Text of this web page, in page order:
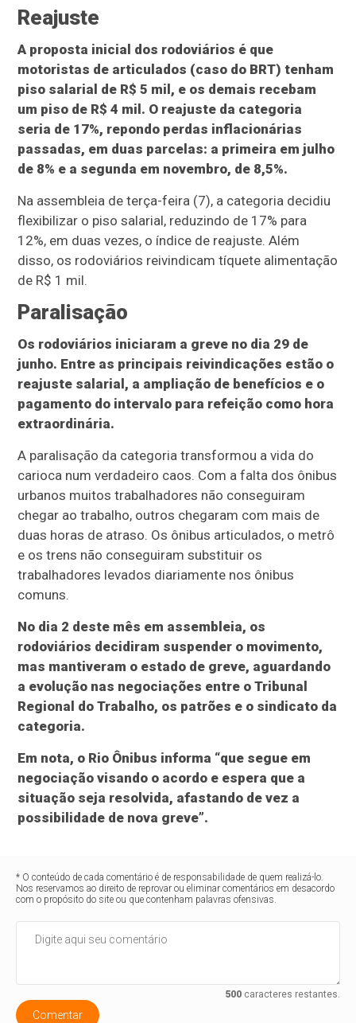
Reajuste
A proposta inicial dos rodoviários é que
motoristas de articulados (caso do BRT) tenham
piso salarial de R$ 5 mil, e os demais recebam
um piso de R$ 4 mil. O reajuste da categoria
seria de 17%, repondo perdas inflacionárias
passadas, em duas parcelas: a primeira em julho
de 8% e a segunda em novembro, de 8,5%.
Na assembleia de terça-feira (7), a categoria decidiu
flexibilizar o piso salarial, reduzindo de 17% para
12%, em duas vezes, o índice de reajuste. Além
disso, os rodoviários reivindicam tíquete alimentação
de R$ 1 mil.
Paralisação
Os rodoviários iniciaram a greve no dia 29 de
junho. Entre as principais reivindicações estão o
reajuste salarial, a ampliação de benefícios e o
pagamento do intervalo para refeição como hora
extraordinária.
A paralisação da categoria transformou a vida do
carioca num verdadeiro caos. Com a falta dos ônibus
urbanos muitos trabalhadores não conseguiram
chegar ao trabalho, outros chegaram com mais de
duas horas de atraso. Os ônibus articulados, o metrô
e os trens não conseguiram substituir os
trabalhadores levados diariamente nos ônibus
comuns.
No dia 2 deste mês em assembleia, os
rodoviários decidiram suspender o movimento,
mas mantiveram o estado de greve, aguardando
a evolução nas negociações entre o Tribunal
Regional do Trabalho, os patrões e o sindicato da
categoria.
Em nota, o Rio Ônibus informa “que segue em
negociação visando o acordo e espera que a
situação seja resolvida, afastando de vez a
possibilidade de nova greve”.
* O conteúdo de cada comentário é de responsabilidade de quem realizá-lo.
Nos reservamos ao direito de reprovar ou eliminar comentários em desacordo
com o propósito do site ou que contenham palavras ofensivas.
500caracteres restantes.
Comentar